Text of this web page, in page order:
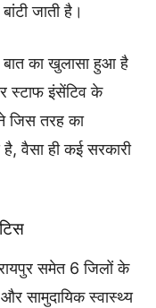
जाती है।
का खुलासा हुआ है
स्टाफ इंसेंटिव के
जिस तरह का
वैसा ही कई सरकारी
समेत 6 जिलों के
सामुदायिक स्वास्थ्य